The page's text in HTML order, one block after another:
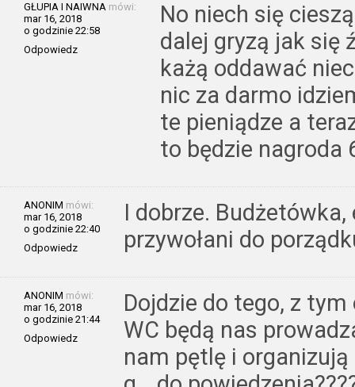
GŁUPIA I NAIWNA mówi:
mar 16, 2018
o godzinie 22:58
Odpowiedz
No niech się
dalej gryzą jak się
każą oddawać
nic za darmo
te pieniądze a
to będzie nagroda
ANONIM mówi:
mar 16, 2018
o godzinie 22:40
Odpowiedz
I dobrze.
przywołani do
ANONIM mówi:
mar 16, 2018
o godzinie 21:44
Odpowiedz
Dojdzie do tego, z
WC będą nas
nam pętlę i